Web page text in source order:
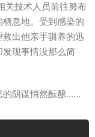
关技术人员前往努布
息地。受到感染的
出他亲手驯养的迅
现事情没那么简
的阴谋悄然酝酿……